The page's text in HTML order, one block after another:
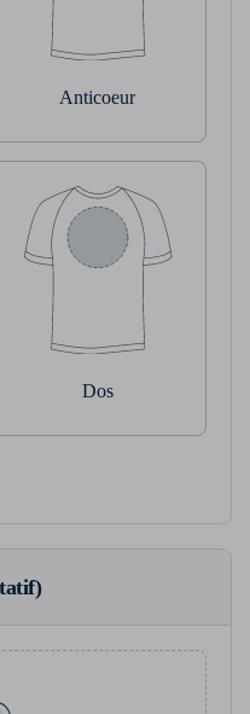
Anticoeur
Dos